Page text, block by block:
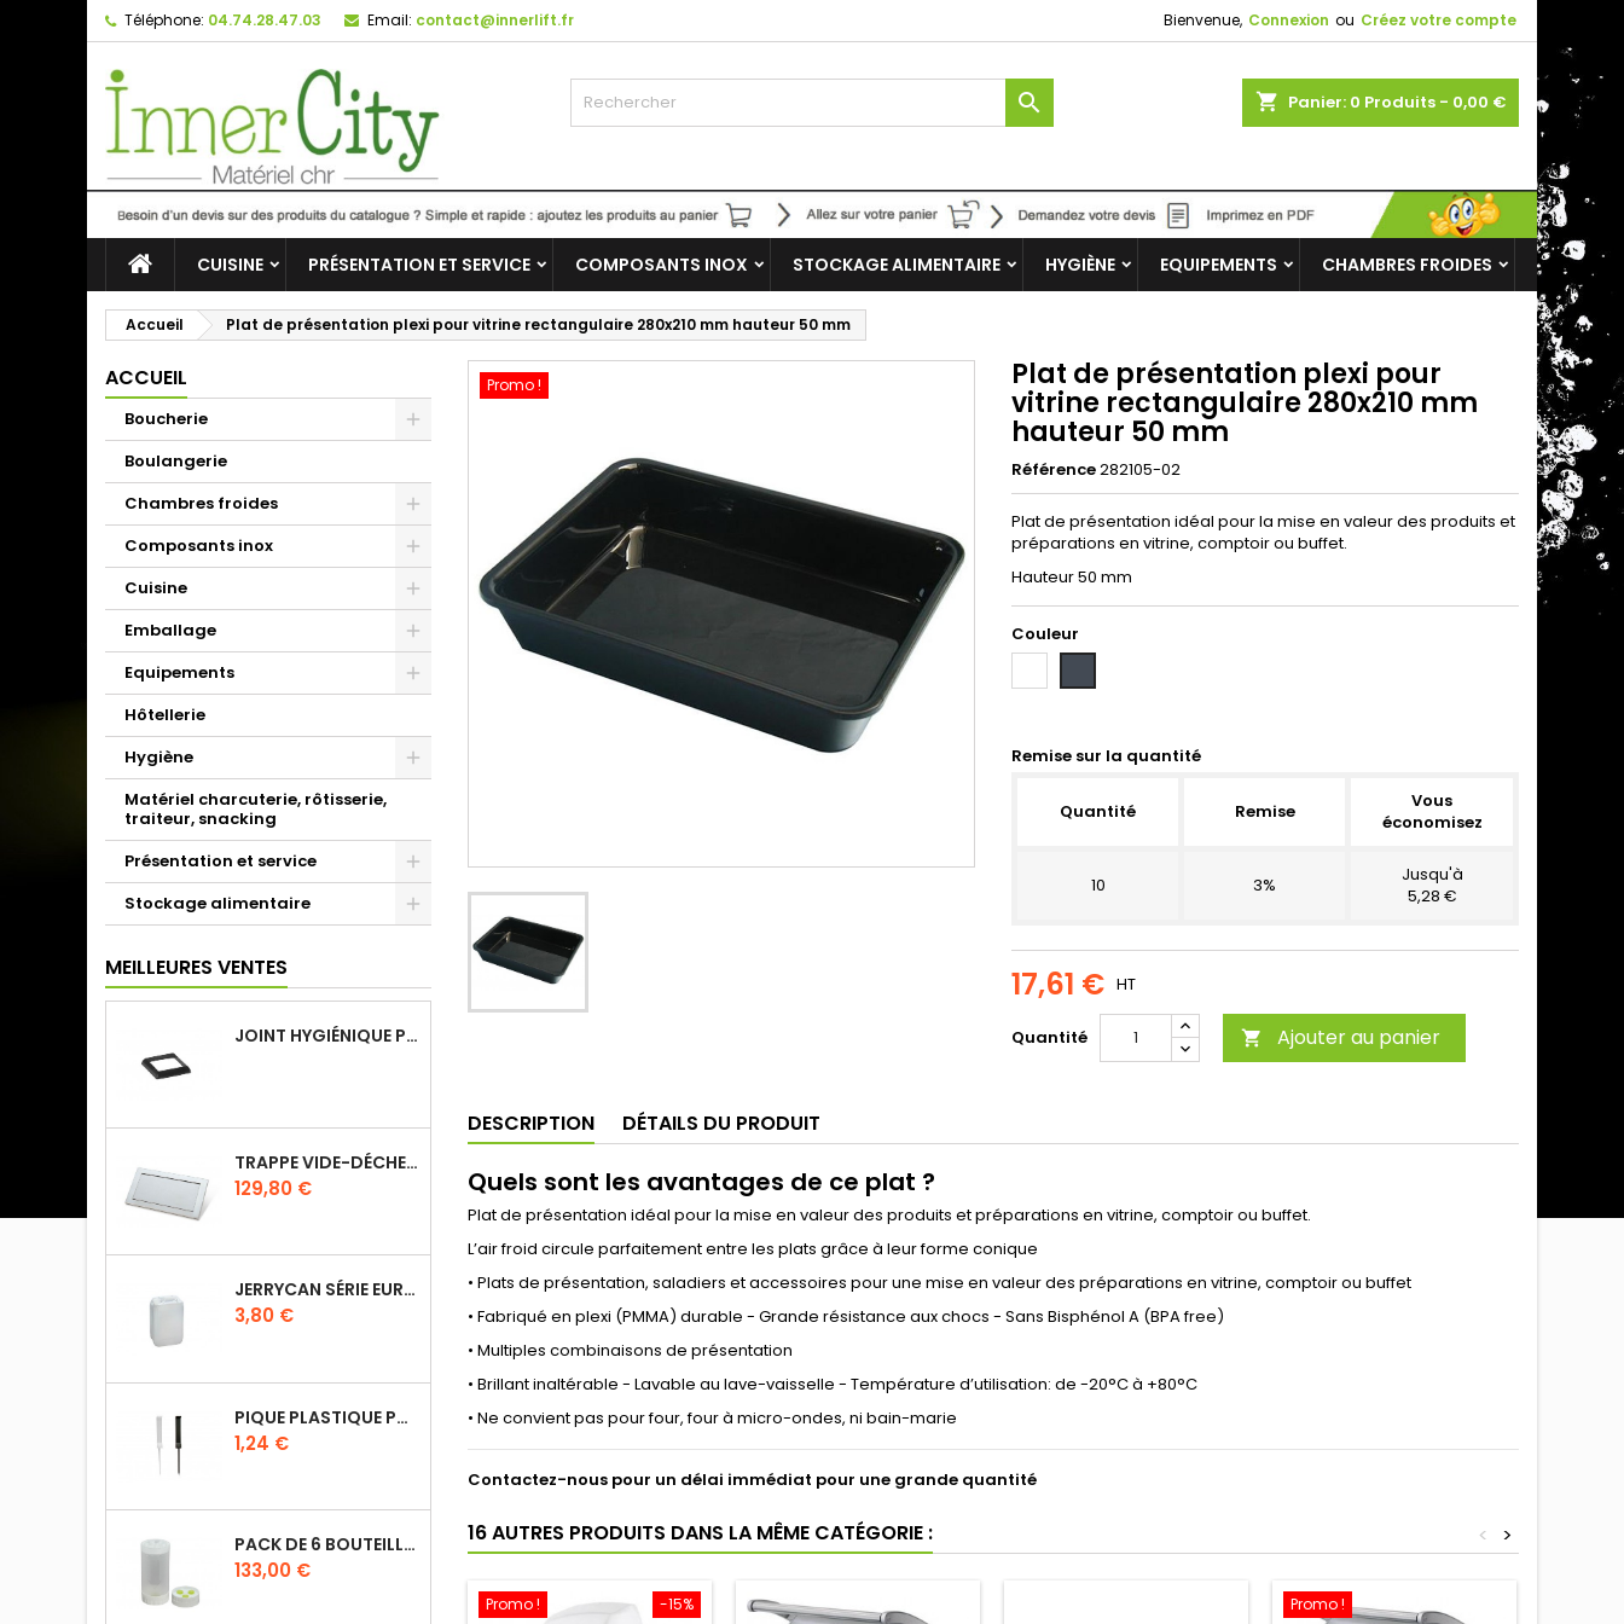
Téléphone: 04.74.28.47.03 Email: contact@innerlift.fr Bienvenue, Connexion ou Créez votre compte
shopping_cart Panier: 0 Produits - 0,00 €

CUISINE PRÉSENTATION ET SERVICE COMPOSANTS INOX STOCKAGE ALIMENTAIRE HYGIÈNE EQUIPEMENTS CHAMBRES FROIDES
Accueil Plat de présentation plexi pour vitrine rectangulaire 280x210 mm hauteur 50 mm
ACCUEIL
Boucherie
Boulangerie
Chambres froides
Composants inox
Cuisine
Emballage
Equipements
Hôtellerie
Hygiène
Matériel charcuterie, rôtisserie,
traiteur, snacking
Présentation et service
Stockage alimentaire
MEILLEURES VENTES
JOINT HYGIÉNIQUE POUR ANNEAU TUBE 40 X 40 MM NOIR
TRAPPE VIDE-DÉCHETS BASCULANT ENCASTRABLE EN INOX
Prix
129,80 €
JERRYCAN SÉRIE EURO UN DIN 61
Prix
3,80 €
PIQUE PLASTIQUE POUR ÉTIQUETTES SUR LES PLATS EN VITRINE
Prix
1,24 €
PACK DE 6 BOUTEILLES SAUCE GUN 630 ML AVEC MEMBRANE 3 TROUS
Prix
133,00 €
Promo ! Plat de présentation plexi pour
vitrine rectangulaire 280x210 mm
hauteur 50 mm
Référence282105-02
Plat de présentation idéal pour la mise en valeur des produits et
préparations en vitrine, comptoir ou buffet.
Hauteur 50 mm
Couleur
Remise sur la quantité
Quantité Remise
Vous
économisez
10 3%
Jusqu'à
5,28 €
17,61 € HT
Quantité  Ajouter au panier
DESCRIPTION DÉTAILS DU PRODUIT
Quels sont les avantages de ce plat ?
Plat de présentation idéal pour la mise en valeur des produits et préparations en vitrine, comptoir ou buffet.
L’air froid circule parfaitement entre les plats grâce à leur forme conique
• Plats de présentation, saladiers et accessoires pour une mise en valeur des préparations en vitrine, comptoir ou buffet
• Fabriqué en plexi (PMMA) durable - Grande résistance aux chocs - Sans Bisphénol A (BPA free)
• Multiples combinaisons de présentation
• Brillant inaltérable - Lavable au lave-vaisselle - Température d’utilisation: de -20°C à +80°C
• Ne convient pas pour four, four à micro-ondes, ni bain-marie
Contactez-nous pour un délai immédiat pour une grande quantité
16 AUTRES PRODUITS DANS LA MÊME CATÉGORIE : >
<
-15%
Promo ! Promo !